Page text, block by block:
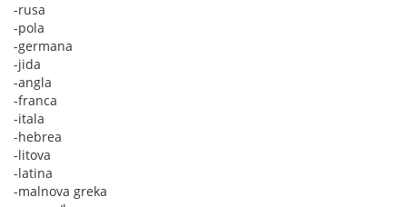
-rusa
-pola
-germana
-jida
-angla
-franca
-itala
-hebrea
-litova
-latina
-malnova greka